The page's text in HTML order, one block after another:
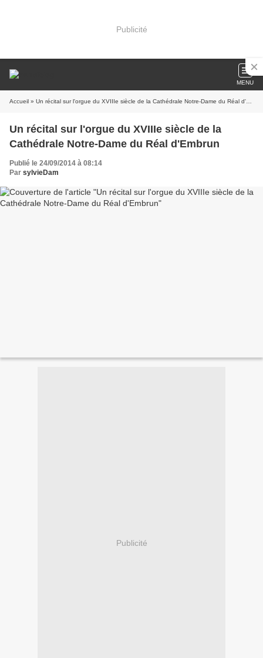
Publicité
MENU
Accueil » Un récital sur l'orgue du XVIIIe siècle de la Cathédrale Notre-Dame du Réal d'Embrun
Un récital sur l'orgue du XVIIIe siècle de la
Cathédrale Notre-Dame du Réal d'Embrun
Publié le 24/09/2014 à 08:14
Par sylvieDam
Publicité